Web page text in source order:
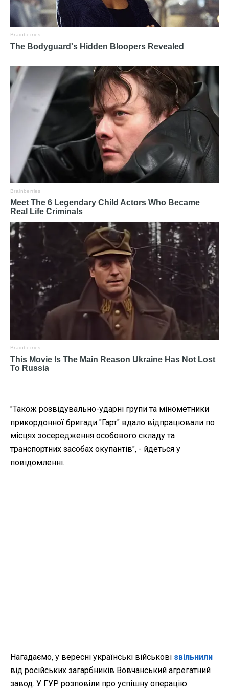
"Також розвідувально-ударні групи та мінометники
прикордонної бригади "Гарт" вдало відпрацювали по
місцях зосередження особового складу та
транспортних засобах окупантів", - йдеться у
повідомленні.
Нагадаємо, у вересні українські військові звільнили
від російських загарбників Вовчанський агрегатний
завод. У ГУР розповіли про успішну операцію.